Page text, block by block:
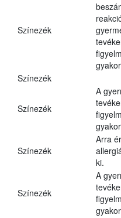
Színezék
Színezék
Színezék
A
Színezék
Arra
ki.
Színezék
A